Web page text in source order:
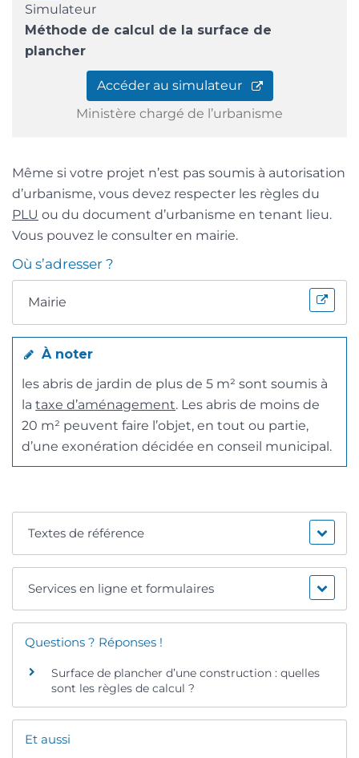
Simulateur
Méthode de calcul de la surface de
plancher
Accéder au simulateur
Ministère chargé de l’urbanisme
Même si votre projet n’est pas soumis à autorisation
d’urbanisme, vous devez respecter les règles du
PLU ou du document d’urbanisme en tenant lieu.
Vous pouvez le consulter en mairie.
Où s’adresser ?
Mairie
À noter
les abris de jardin de plus de 5 m² sont soumis à
lataxe d’aménagement. Les abris de moins de
20 m² peuvent faire l’objet, en tout ou partie,
d’une exonération décidée en conseil municipal.
Textes de référence
Services en ligne et formulaires
Questions ? Réponses !
Surface de plancher d’une construction : quelles
sont les règles de calcul ?
Et aussi